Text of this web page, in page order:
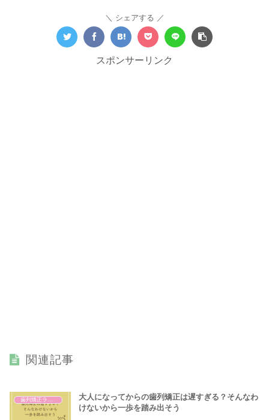
シェアする
スポンサーリンク
関連記事
歯列矯正ライフ
大人になってからの歯列矯正は遅すぎる？そんなわ
けないから一歩を踏み出そう